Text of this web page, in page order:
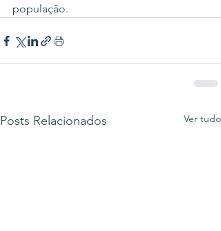
população.
Posts Relacionados Ver tudo